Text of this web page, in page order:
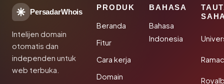
PersadarWhois
Intelijen domain
otomatis dan
independen untuk
web terbuka.
PRODUK
Beranda
Fitur
Cara kerja
Domain
BAHASA
Bahasa
Indonesia